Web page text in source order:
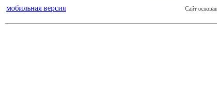
мобильная версия Сайт